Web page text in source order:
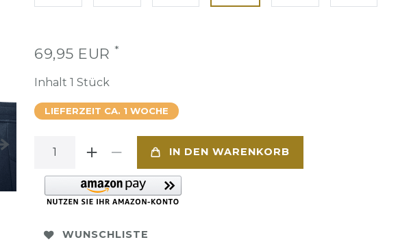
69,95 EUR *
Inhalt 1 Stück
LIEFERZEIT CA. 1 WOCHE
IN DEN WARENKORB
WUNSCHLISTE